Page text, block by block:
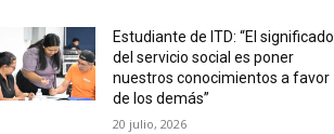
Estudiante de ITD: “El significado
del servicio social es poner
nuestros conocimientos a favor
de los demás”
20 julio, 2026